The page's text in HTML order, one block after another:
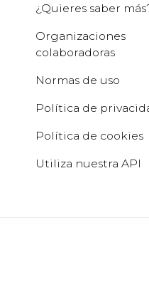
¿Quieres saber
Organizaciones
colaboradoras
Normas de uso
Política de
Política de cookies
Utiliza nuestra API